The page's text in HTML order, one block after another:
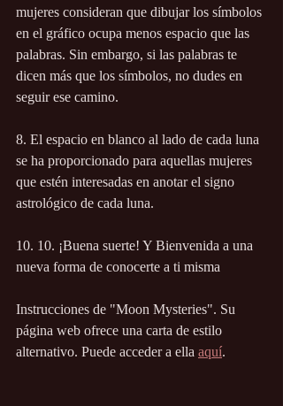
mujeres consideran que dibujar los símbolos
en el gráfico ocupa menos espacio que las
palabras. Sin embargo, si las palabras te
dicen más que los símbolos, no dudes en
seguir ese camino.
8. El espacio en blanco al lado de cada luna
se ha proporcionado para aquellas mujeres
que estén interesadas en anotar el signo
astrológico de cada luna.
10. 10. ¡Buena suerte! Y Bienvenida a una
nueva forma de conocerte a ti misma
Instrucciones de "Moon Mysteries". Su
página web ofrece una carta de estilo
alternativo. Puede acceder a ella aquí.